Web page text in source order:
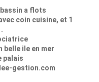
bassin a flots
coin cuisine, et 1
ile en mer
palais
gestion.com